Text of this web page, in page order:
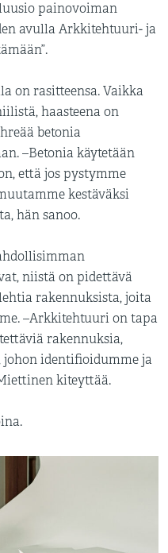
painovoiman
avulla Arkkitehtuuri- ja
on rasitteensa. Vaikka
haasteena on
betonia
–Betonia käytetään
että jos pystymme
kestäväksi
hän sanoo.
niistä on pidettävä
rakennuksista, joita
–Arkkitehtuuri on tapa
rakennuksia,
identifioidumme ja
kiteyttää.